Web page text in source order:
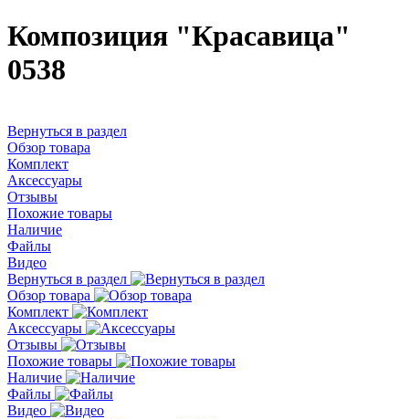
Композиция "Красавица"
0538
Вернуться в раздел
Обзор товара
Комплект
Аксессуары
Отзывы
Похожие товары
Наличие
Файлы
Видео
Вернуться в раздел
Обзор товара
Комплект
Аксессуары
Отзывы
Похожие товары
Наличие
Файлы
Видео